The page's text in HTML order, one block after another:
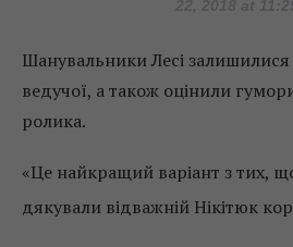
Шанувальники Лесі залишилися
ведучої, а також оцінили
ролика.
«Це найкращий варіант з тих,
дякували відважній Нікітюк